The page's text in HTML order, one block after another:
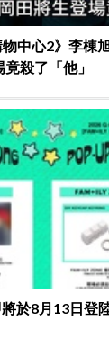
中心2》李棟
殺了「他」
於8月13日登